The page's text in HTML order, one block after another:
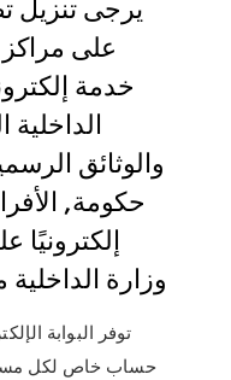
على
خدمة
والوثائق
حكومة,
وزارة
توفر البوابة
حساب خاص لكل